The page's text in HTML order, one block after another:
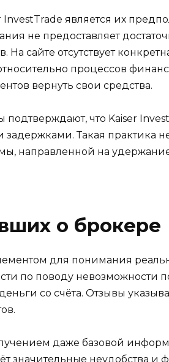
является их
не предоставляет
сайте отсутствует
процессов
вернуть свои средства.
что Kaiser
Такая практика
направленной на
о брокере
для понимания
по поводу невозможности
со счёта. Отзывы
даже базовой
значительные неудобства